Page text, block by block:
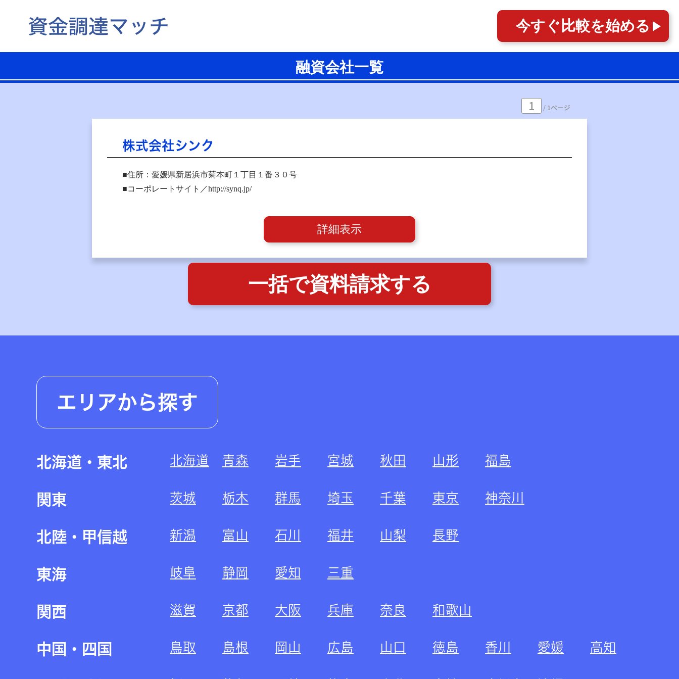
今すぐ 比較を始める
融資会社一覧
1 / 1ページ
株式会社シンク
■住所：愛媛県新居浜市菊本町１丁目１番３０号
■コーポレートサイト／http://synq.jp/
詳細表示
一括で資料請求する
エリアから探す
北海道・東北 北海道 青森 岩手 宮城 秋田 山形 福島
関東 茨城 栃木 群馬 埼玉 千葉 東京 神奈川
北陸・甲信越 新潟 富山 石川 福井 山梨 長野
東海 岐阜 静岡 愛知 三重
関西 滋賀 京都 大阪 兵庫 奈良 和歌山
中国・四国 鳥取 島根 岡山 広島 山口 徳島 香川 愛媛 高知